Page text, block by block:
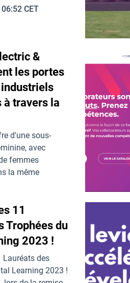
CET
&
les portes
à travers la
d'une sous-
avec
femmes
la même
CEST
11
Trophées du
2023 !
Lauréats des
Learning 2023 !